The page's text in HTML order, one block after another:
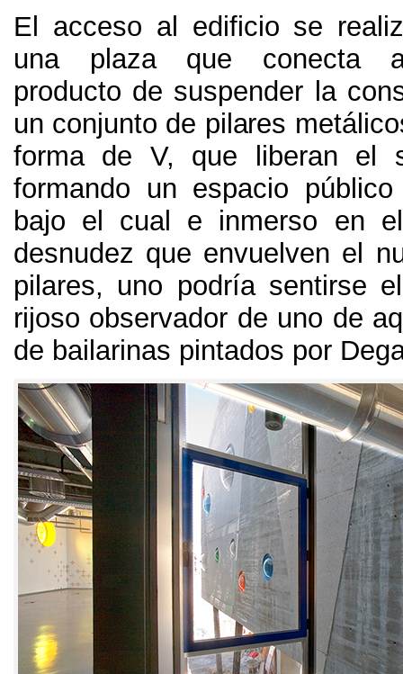
El acceso al edificio se
una plaza que conecta
producto de suspender la
un conjunto de pilares
forma de V, que liberan el
formando un espacio público
bajo el cual e inmerso en
desnudez que envuelven el
pilares, uno podría sentirse
rijoso observador de uno de
de bailarinas pintados por